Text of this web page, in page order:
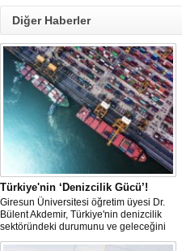
Diğer Haberler
Türkiye'nin ‘Denizcilik Gücü’!
Giresun Üniversitesi öğretim üyesi Dr.
Bülent Akdemir, Türkiye'nin denizcilik
sektöründeki durumunu ve geleceğini
değerlendirdi.